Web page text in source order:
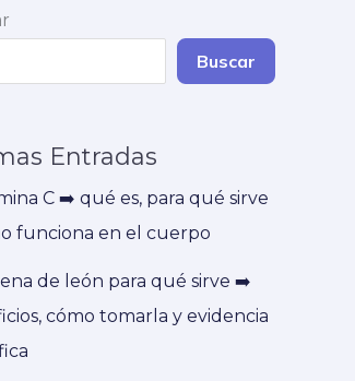
Buscar
Entradas
C ➡️ qué es, para qué sirve
funciona en el cuerpo
de león para qué sirve ➡️
cómo tomarla y evidencia